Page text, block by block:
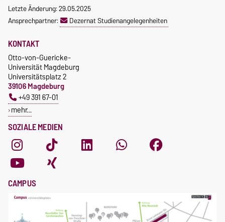
Letzte Änderung: 29.05.2025
Ansprechpartner:
Dezernat Studienangelegenheiten
SOZIALE MEDIEN
KONTAKT
Otto-von-Guericke-
Universität Magdeburg
Universitätsplatz 2
39106 Magdeburg
+49 391 67-01
mehr…
CAMPUS